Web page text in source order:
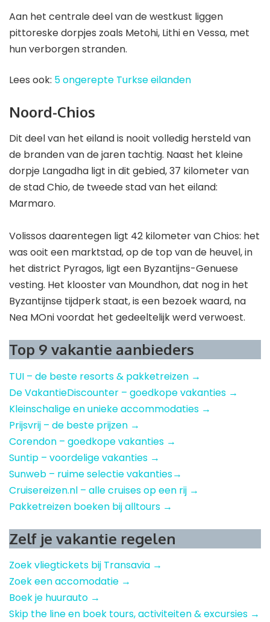
Aan het centrale deel van de westkust liggen
pittoreske dorpjes zoals Metohi, Lithi en Vessa, met
hun verborgen stranden.
Lees ook: 5 ongerepte Turkse eilanden
Noord-Chios
Dit deel van het eiland is nooit volledig hersteld van
de branden van de jaren tachtig. Naast het kleine
dorpje Langadha ligt in dit gebied, 37 kilometer van
de stad Chio, de tweede stad van het eiland:
Marmaro.
Volissos daarentegen ligt 42 kilometer van Chios: het
was ooit een marktstad, op de top van de heuvel, in
het district Pyragos, ligt een Byzantijns-Genuese
vesting. Het klooster van Moundhon, dat nog in het
Byzantijnse tijdperk staat, is een bezoek waard, na
Nea MOni voordat het gedeeltelijk werd verwoest.
Top 9 vakantie aanbieders
TUI – de beste resorts & pakketreizen →
De VakantieDiscounter – goedkope vakanties →
Kleinschalige en unieke accommodaties →
Prijsvrij – de beste prijzen →
Corendon – goedkope vakanties →
Suntip – voordelige vakanties →
Sunweb – ruime selectie vakanties→
Cruisereizen.nl – alle cruises op een rij →
Pakketreizen boeken bij alltours →
Zelf je vakantie regelen
Zoek vliegtickets bij Transavia →
Zoek een accomodatie →
Boek je huurauto →
Skip the line en boek tours, activiteiten & excursies →